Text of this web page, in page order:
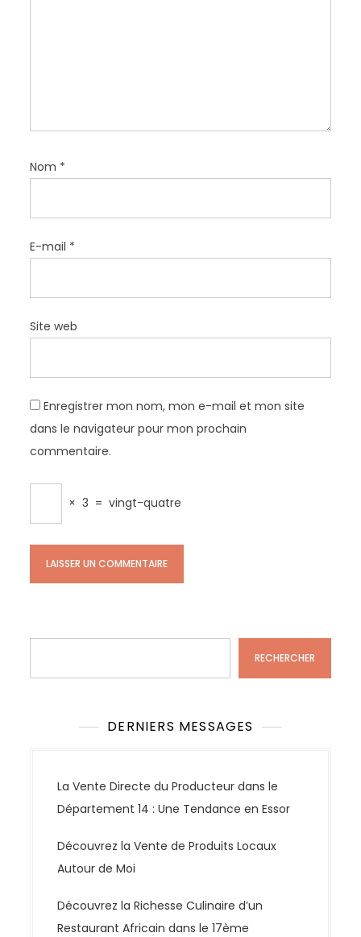
Nom *
E-mail *
Site web
Enregistrer mon nom, mon e-mail et mon site
dans le navigateur pour mon prochain
commentaire.
× 3 = vingt-quatre
RECHERCHER
DERNIERS MESSAGES
La Vente Directe du Producteur dans le
Département 14 : Une Tendance en Essor
Découvrez la Vente de Produits Locaux
Autour de Moi
Découvrez la Richesse Culinaire d’un
Restaurant Africain dans le 17ème